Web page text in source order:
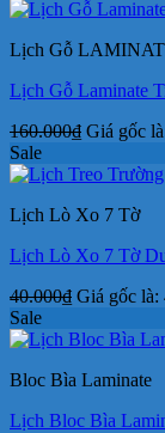
Lịch Gỗ
Lịch Gỗ Laminate
160.000₫ Giá gốc
Sale
Lịch Lò Xo 7 Tờ
Lịch Lò Xo 7 Tờ
40.000₫ Giá gốc là:
Sale
Bloc Bìa Laminate
Lịch Bloc Bìa